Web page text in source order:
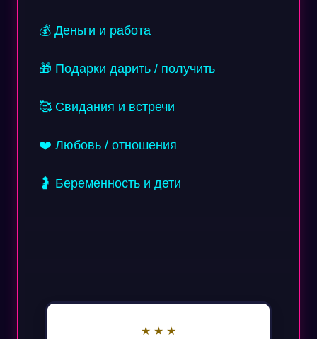
💰 Деньги и работа
🎁 Подарки дарить / получить
🥰 Свидания и встречи
❤️ Любовь / отношения
🤰 Беременность и дети